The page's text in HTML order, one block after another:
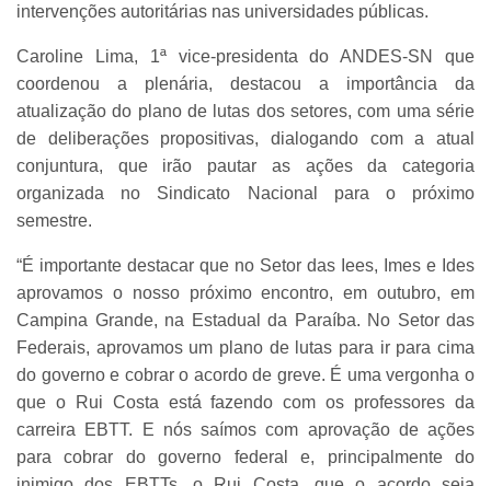
intervenções autoritárias nas universidades públicas.
Caroline Lima, 1ª vice-presidenta do ANDES-SN que
coordenou a plenária, destacou a importância da
atualização do plano de lutas dos setores, com uma série
de deliberações propositivas, dialogando com a atual
conjuntura, que irão pautar as ações da categoria
organizada no Sindicato Nacional para o próximo
semestre.
“É importante destacar que no Setor das Iees, Imes e Ides
aprovamos o nosso próximo encontro, em outubro, em
Campina Grande, na Estadual da Paraíba. No Setor das
Federais, aprovamos um plano de lutas para ir para cima
do governo e cobrar o acordo de greve. É uma vergonha o
que o Rui Costa está fazendo com os professores da
carreira EBTT. E nós saímos com aprovação de ações
para cobrar do governo federal e, principalmente do